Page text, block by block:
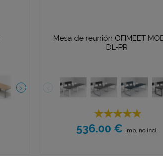
Mesa de reunión OFIMEET
DL-PR
536.00 € Imp. no incl.